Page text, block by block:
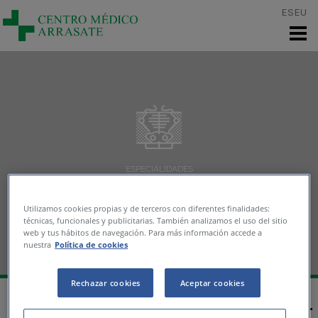
Pasar al contenido principal ESEU
ESPECIALIDADES
Utilizamos cookies propias y de terceros con diferentes finalidades:
técnicas, funcionales y publicitarias. También analizamos el uso del sitio
web y tus hábitos de navegación. Para más información accede a
nuestra Política de cookies
Rechazar cookies Aceptar cookies